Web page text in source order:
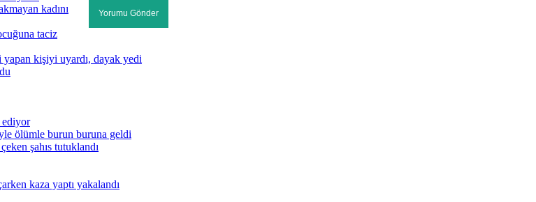
kadını
taciz
yapan kişiyi uyardı, dayak yedi
ediyor
ölümle burun buruna geldi
şahıs tutuklandı
kaza yaptı yakalandı